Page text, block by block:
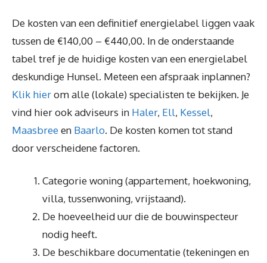
De kosten van een definitief energielabel liggen vaak
tussen de €140,00 – €440,00. In de onderstaande
tabel tref je de huidige kosten van een energielabel
deskundige Hunsel. Meteen een afspraak inplannen?
Klik hierom alle (lokale) specialisten te bekijken. Je
vind hier ook adviseurs in Haler, Ell, Kessel,
Maasbreeen Baarlo. De kosten komen tot stand
door verscheidene factoren.
Categorie woning (appartement, hoekwoning,
villa, tussenwoning, vrijstaand).
De hoeveelheid uur die de bouwinspecteur
nodig heeft.
De beschikbare documentatie (tekeningen en